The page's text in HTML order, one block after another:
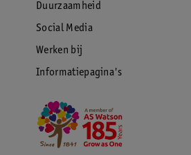
Duurzaamheid
Social Media
Werken bij
Informatiepagina's